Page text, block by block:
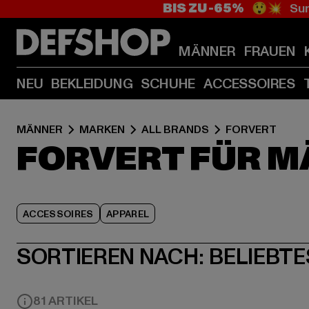
BIS ZU -65% 😲💥
MÄNNER FRAUEN
NEU BEKLEIDUNG SCHUHE ACCESSOIRES
MÄNNER MARKEN ALL BRANDS FORVERT
FORVERT FÜR
ACCESSOIRES APPAREL
SORTIEREN NACH:
81 ARTIKEL